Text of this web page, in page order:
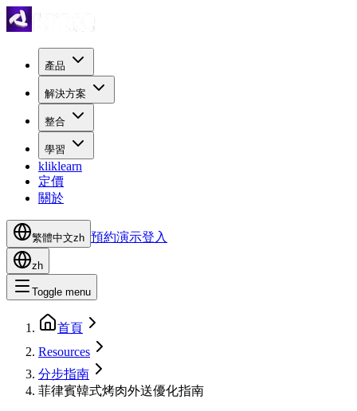
產品
解決方案
整合
學習
kliklearn
定價
關於
繁體中文zh 預約演示登入
zh
Toggle menu
首頁
Resources
分步指南
菲律賓韓式烤肉外送優化指南